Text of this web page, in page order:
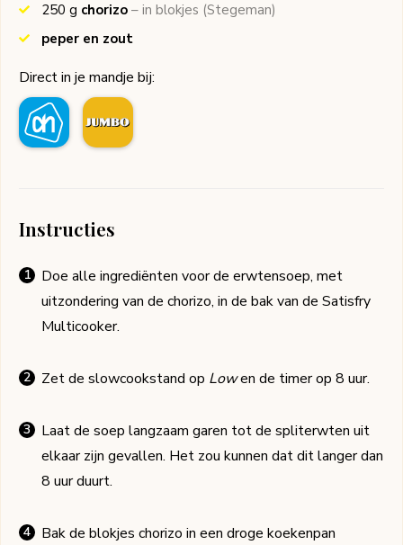
250 g chorizo – in blokjes (Stegeman)
peper en zout
Direct in je mandje bij:
Instructies
Doe alle ingrediënten voor de erwtensoep, met
uitzondering van de chorizo, in de bak van de Satisfry
Multicooker.
Zet de slowcookstand op Lowen de timer op 8 uur.
Laat de soep langzaam garen tot de spliterwten uit
elkaar zijn gevallen. Het zou kunnen dat dit langer dan
8 uur duurt.
Bak de blokjes chorizo in een droge koekenpan